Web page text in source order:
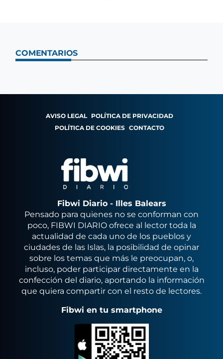
COMENTARIOS
AVISO LEGAL POLÍTICA DE PRIVACIDAD
POLÍTICA DE COOKIES CONTACTO
Fibwi Diario - Illes Balears
Pensado para quienes no se conforman con
poco, FIBWI DIARIO ofrece al lector toda la
actualidad de cada uno de los pueblos y
ciudades de las Islas, la posibilidad de opinar
sobre los temas que más le preocupan, o,
incluso, poder participar directamente en la
confección del diario, aportando la información
que quiera compartir con el resto de lectores.
Fibwi en tu smartphone